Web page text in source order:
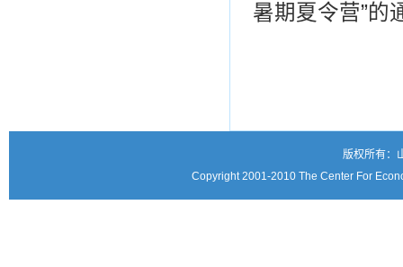
暑期夏令营”的
版权所有：
Copyright 2001-2010 The Center For